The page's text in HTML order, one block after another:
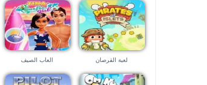
لعبة القرصان العاب الصيف